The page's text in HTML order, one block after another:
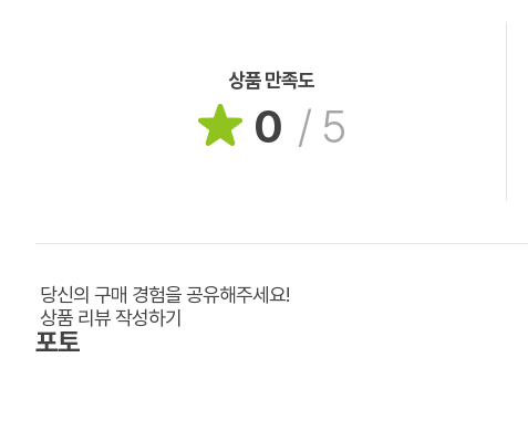
상품 만족도
0 / 5
당신의 구매 경험을 공유해주세요!
상품 리뷰 작성하기
포토